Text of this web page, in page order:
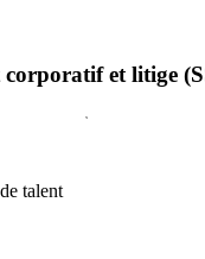
et litige
talent